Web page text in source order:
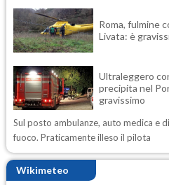
Roma, fulmine
Livata: è
Ultraleggero
precipita nel
gravissimo
Sul posto ambulanze, auto medica e
fuoco. Praticamente illeso il pilota
Wikimeteo